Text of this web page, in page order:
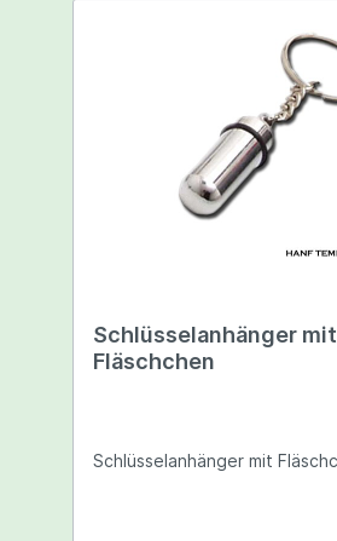
Schlüsselanhänger mit
Fläschchen